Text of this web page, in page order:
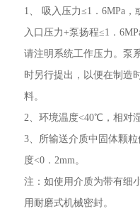
1、 吸入压力≤1．6MPa
入口压力+泵扬程≤1．
请注明系统工作压力。泵
时另行提出，以便在制造
料。
2、环境温度<40℃，相对
3、所输送介质中固体颗
度<0．2mm。
注：如使用介质为带有细
用耐磨式机械密封。